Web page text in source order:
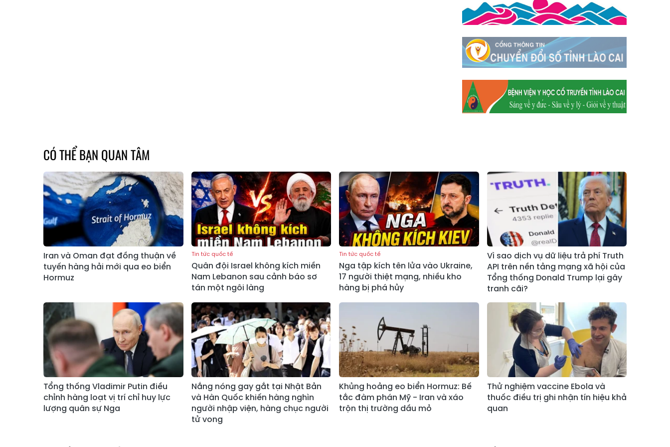
Xã Mường
Hum
Xã Dền Sáng
Xã Y Tý
Xã A Mú Sung
Xã Trịnh Tường
Xã Nậm Chày
Xã Bản Xèo
Xã Bát Xát
Xã Võ Lao
Xã Khánh Yên
Xã Nghĩa Đô
Xã Thượng Hà
Xã Phúc Khánh
Xã Bảo Hà
Xã Mường Bo
Xã Bản Hồ
Xã Tả Van
Xã Tả Phìn
Xã Cốc Lầu
Xã Bảo Nhai
Xã Bản Liền
Xã Bắc Hà
Xã Lùng Phình
Xã Pha Long
Xã Mường
Khương
Xã Bản Lầu
Xã Cao Sơn
Xã Si Ma Cai
Xã Sín Chéng
Xã Nậm Xé
Xã Ngũ Chỉ
Sơn
CÓ THỂ BẠN QUAN TÂM
Iran và Oman đạt đồng thuận về
tuyến hàng hải mới qua eo biển
Hormuz
Tin tức quốc tế
Quân đội Israel không kích miền
Nam Lebanon sau cảnh báo sơ
tán một ngôi làng
Tin tức quốc tế
Nga tập kích tên lửa vào Ukraine,
17 người thiệt mạng, nhiều kho
hàng bị phá hủy
Vì sao dịch vụ dữ liệu trả phí Truth
API trên nền tảng mạng xã hội của
Tổng thống Donald Trump lại gây
tranh cãi?
Tổng thống Vladimir Putin điều
chỉnh hàng loạt vị trí chỉ huy lực
lượng quân sự Nga
Nắng nóng gay gắt tại Nhật Bản
và Hàn Quốc khiến hàng nghìn
người nhập viện, hàng chục người
tử vong
Khủng hoảng eo biển Hormuz: Bế
tắc đàm phán Mỹ - Iran và xáo
trộn thị trường dầu mỏ
Thử nghiệm vaccine Ebola và
thuốc điều trị ghi nhận tín hiệu khả
quan